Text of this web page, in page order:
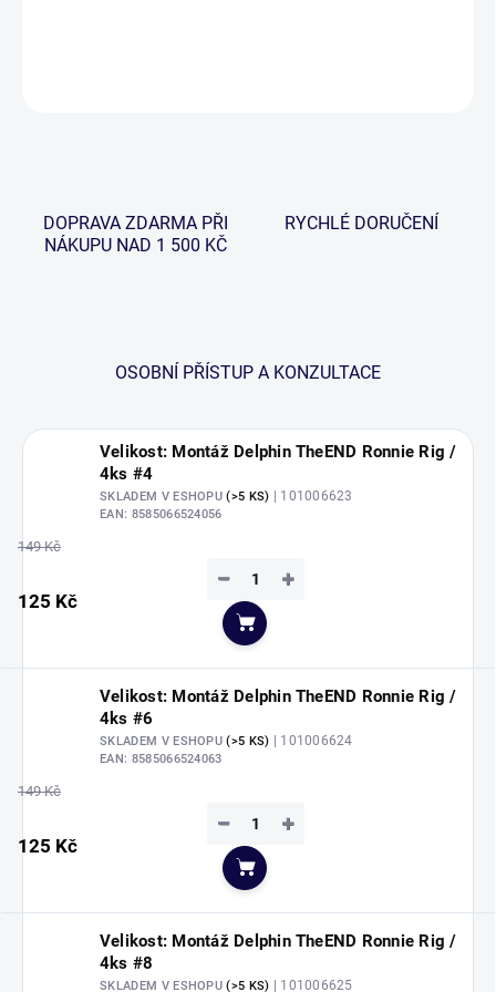
DOPRAVA ZDARMA PŘI
NÁKUPU NAD 1 500 KČ
RYCHLÉ DORUČENÍ
OSOBNÍ PŘÍSTUP A KONZULTACE
Velikost: Montáž Delphin TheEND Ronnie Rig /
4ks #4
SKLADEM V ESHOPU(>5 KS) | 101006623
EAN: 8585066524056
149 Kč
125 Kč
+
−
Do košíku
Velikost: Montáž Delphin TheEND Ronnie Rig /
4ks #6
SKLADEM V ESHOPU(>5 KS) | 101006624
EAN: 8585066524063
149 Kč
125 Kč
+
−
Do košíku
Velikost: Montáž Delphin TheEND Ronnie Rig /
4ks #8
SKLADEM V ESHOPU(>5 KS) | 101006625